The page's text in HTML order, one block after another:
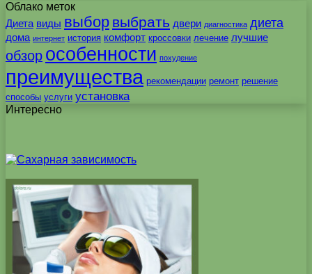
Облако меток
Диета виды выбор выбрать двери диагностика диета
дома интернет история комфорт кроссовки лечение лучшие
обзор особенности похудение
преимущества рекомендации ремонт решение
способы услуги установка
Интересно